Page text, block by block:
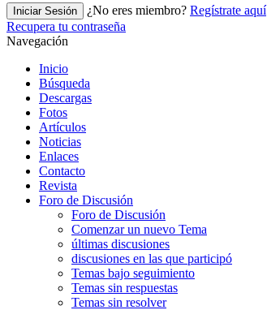
Iniciar Sesión ¿No eres miembro? Regístrate aquí
Recupera tu contraseña
Navegación
Inicio
Búsqueda
Descargas
Fotos
Artículos
Noticias
Enlaces
Contacto
Revista
Foro de Discusión
Foro de Discusión
Comenzar un nuevo Tema
últimas discusiones
discusiones en las que participó
Temas bajo seguimiento
Temas sin respuestas
Temas sin resolver